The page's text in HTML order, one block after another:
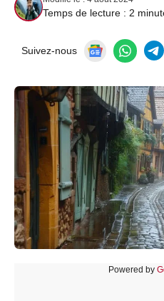
Temps de lecture : 2
Suivez-nous
Powered by